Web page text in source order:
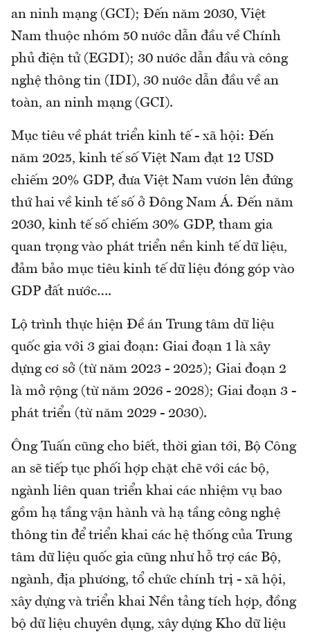
an ninh mạng (GCI); Đến năm 2030, Việt
Nam thuộc nhóm 50 nước dẫn đầu về Chính
phủ điện tử (EGDI); 30 nước dẫn đầu và công
nghệ thông tin (IDI), 30 nước dẫn đầu về an
toàn, an ninh mạng (GCI).
Mục tiêu về phát triển kinh tế - xã hội: Đến
năm 2025, kinh tế số Việt Nam đạt 12 USD
chiếm 20% GDP, đưa Việt Nam vươn lên đứng
thứ hai về kinh tế số ở Đông Nam Á. Đến năm
2030, kinh tế số chiếm 30% GDP, tham gia
quan trọng vào phát triển nền kinh tế dữ liệu,
đảm bảo mục tiêu kinh tế dữ liệu đóng góp vào
GDP đất nước….
Lộ trình thực hiện Đề án Trung tâm dữ liệu
quốc gia với 3 giai đoạn: Giai đoạn 1 là xây
dựng cơ sở (từ năm 2023 - 2025); Giai đoạn 2
là mở rộng (từ năm 2026 - 2028); Giai đoạn 3 -
phát triển (từ năm 2029 - 2030).
Ông Tuấn cũng cho biết, thời gian tới, Bộ Công
an sẽ tiếp tục phối hợp chặt chẽ với các bộ,
ngành liên quan triển khai các nhiệm vụ bao
gồm hạ tầng vận hành và hạ tầng công nghệ
thông tin để triển khai các hệ thống của Trung
tâm dữ liệu quốc gia cũng như hỗ trợ các Bộ,
ngành, địa phương, tổ chức chính trị - xã hội,
xây dựng và triển khai Nền tảng tích hợp, đồng
bộ dữ liệu chuyên dụng, xây dựng Kho dữ liệu